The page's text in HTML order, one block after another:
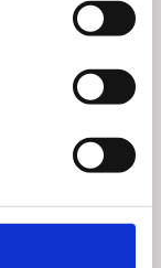
produkt